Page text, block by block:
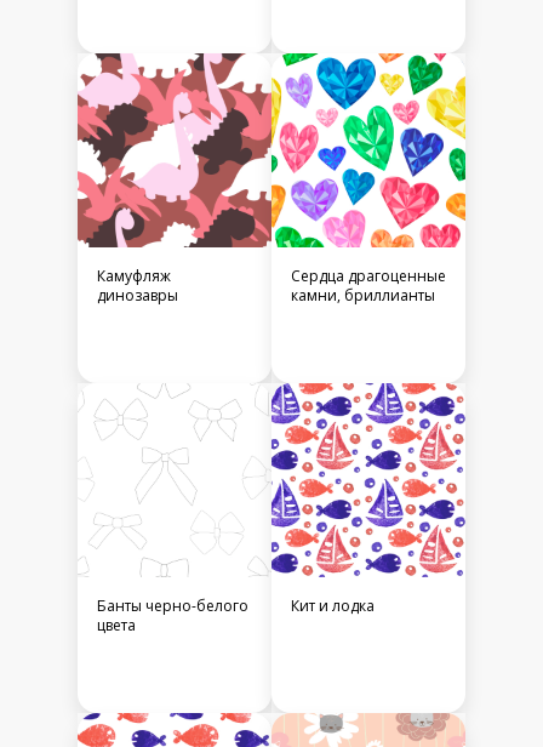
Камуфляж
динозавры
Сердца драгоценные
камни, бриллианты
Банты черно-белого
цвета
Кит и лодка